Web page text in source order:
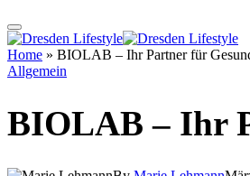
Home » BIOLAB – Ihr Partner für
Allgemein
BIOLAB – Ihr